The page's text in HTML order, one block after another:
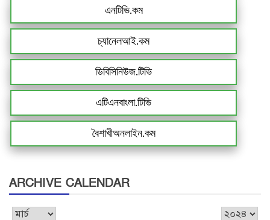
এনটিভি.কম
চ্যানেলআই.কম
ডিবিসিনিউজ.টিভি
এটিএনবাংলা.টিভি
বৈশাখীঅনলাইন.কম
ARCHIVE CALENDAR